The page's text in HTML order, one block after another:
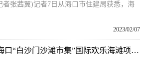
者张茜翼)记者7日从海口市住建局获悉，海
2023/02/07
一期投资3000万元 海口“白沙门沙滩市集”国际欢乐海滩项目举办开工仪式